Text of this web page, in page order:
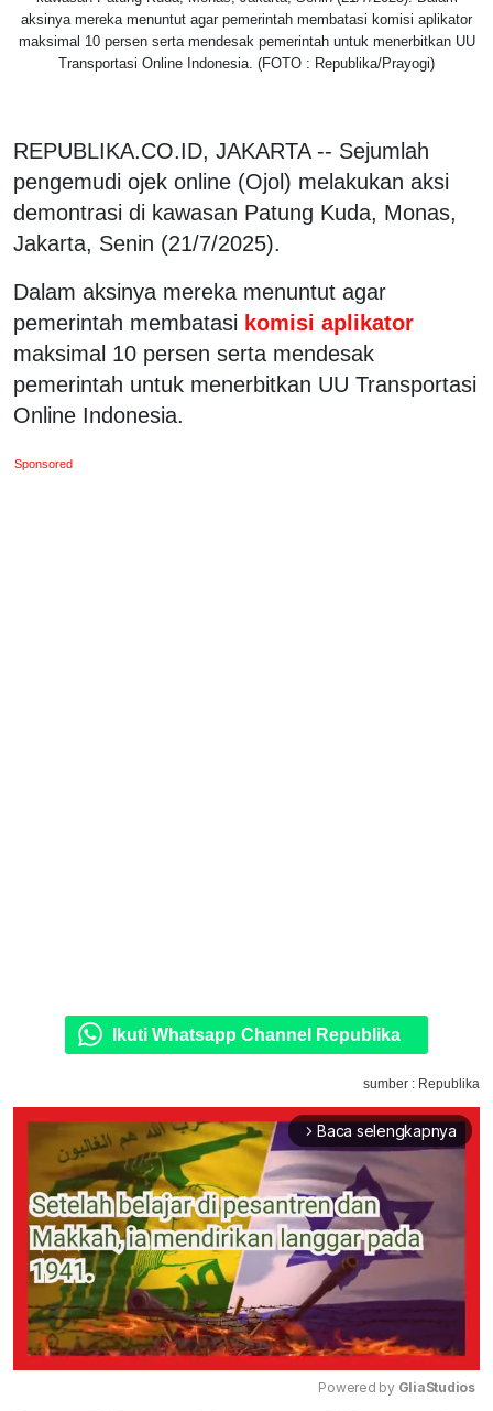
aksinya mereka menuntut agar pemerintah membatasi komisi aplikator
maksimal 10 persen serta mendesak pemerintah untuk menerbitkan UU
Transportasi Online Indonesia. (FOTO : Republika/Prayogi)
REPUBLIKA.CO.ID, JAKARTA -- Sejumlah
pengemudi ojek online (Ojol) melakukan aksi
demontrasi di kawasan Patung Kuda, Monas,
Jakarta, Senin (21/7/2025).
Dalam aksinya mereka menuntut agar
pemerintah membatasi komisi aplikator
maksimal 10 persen serta mendesak
pemerintah untuk menerbitkan UU Transportasi
Online Indonesia.
Sponsored
Ikuti Whatsapp Channel Republika
sumber : Republika
arrow_forward_ios Baca selengkapnya
Powered by GliaStudios